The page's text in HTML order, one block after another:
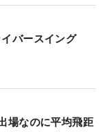
ですか。その時
ます」。
しており「担
ックスの新作
自身の好みのピ
バースイング
場なのに平均飛距